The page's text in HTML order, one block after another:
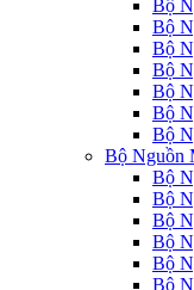
Bộ
Bộ
Bộ
Bộ
Bộ
Bộ
Bộ
Bộ Nguồn
Bộ
Bộ
Bộ
Bộ
Bộ
Bộ